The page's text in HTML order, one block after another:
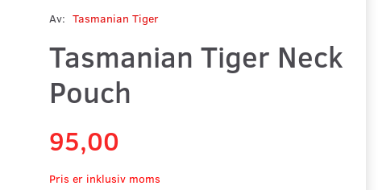
Av: Tasmanian Tiger
Tasmanian Tiger Neck
Pouch
95,00
Pris er inklusiv moms